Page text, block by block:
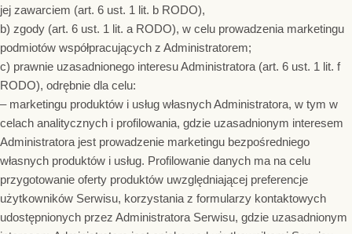
jej zawarciem (art. 6 ust. 1 lit. b RODO),
b) zgody (art. 6 ust. 1 lit. a RODO), w celu prowadzenia marketingu
podmiotów współpracujących z Administratorem;
c) prawnie uzasadnionego interesu Administratora (art. 6 ust. 1 lit. f
RODO), odrębnie dla celu:
– marketingu produktów i usług własnych Administratora, w tym w
celach analitycznych i profilowania, gdzie uzasadnionym interesem
Administratora jest prowadzenie marketingu bezpośredniego
własnych produktów i usług. Profilowanie danych ma na celu
przygotowanie oferty produktów uwzględniającej preferencje
użytkowników Serwisu, korzystania z formularzy kontaktowych
udostępnionych przez Administratora Serwisu, gdzie uzasadnionym